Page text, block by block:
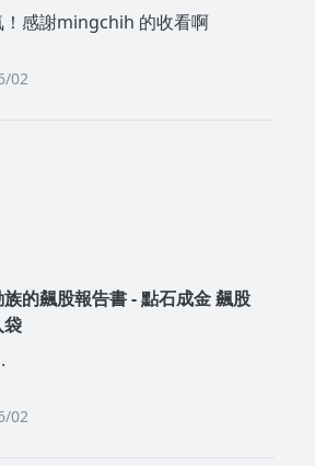
！感謝mingchih 的收看啊
02
的飆股報告書 - 點石成金 飆股
袋
02